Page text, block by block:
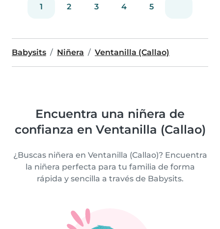
1 2 3 4 5
Babysits Niñera Ventanilla (Callao)
Encuentra una niñera de
confianza en Ventanilla (Callao)
¿Buscas niñera en Ventanilla (Callao)? Encuentra
la niñera perfecta para tu familia de forma
rápida y sencilla a través de Babysits.